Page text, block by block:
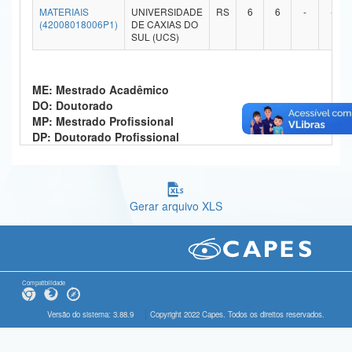
Ministério da Ciência, Tecnologia, Inovações e Comunicações
Ministério do Meio Ambiente
Ministério do Desenvolvimento Regional
Controladoria-Geral da União
Gabinete de Segurança Institucional
Advocacia-Geral da União
MATERIAIS
(42008018006P1)
UNIVERSIDADE
DE CAXIAS DO
SUL (UCS)
RS 6 6 - -
ME: Mestrado Acadêmico
DO: Doutorado
MP: Mestrado Profissional
DP: Doutorado Profissional
Gerar arquivo XLS
Compatibilidade
Versão do sistema: 3.88.9 Copyright 2022 Capes. Todos os direitos reservados.